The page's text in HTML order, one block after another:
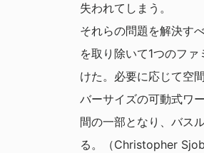
失われてしまう。
それらの問題を解決す
を取り除いて1つのフ
けた。必要に応じて空
バーサイズの可動式ワ
間の一部となり、バス
る。（Christopher